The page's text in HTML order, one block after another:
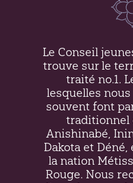
Le Conseil
trouve sur le
traité no.1.
lesquelles
souvent font
traditionnel
Anishinabé,
Dakota et
la nation
Rouge. Nous